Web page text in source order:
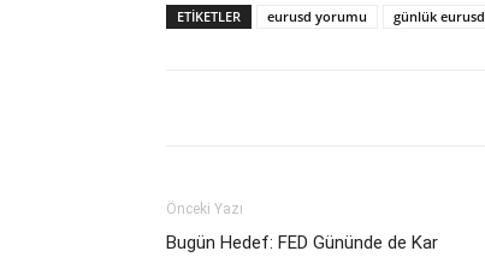
ETİKETLER eurusd yorumu günlük
Önceki Yazı
Bugün Hedef: FED Gününde de Kar